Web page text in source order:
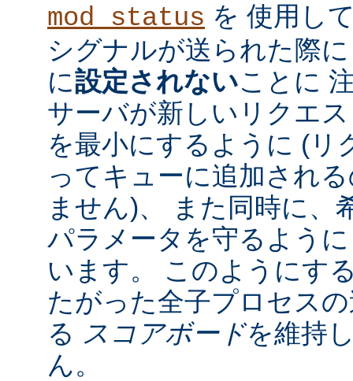
mod_status を 使用し
シグナルが送られた際
に設定されないことに
サーバが新しいリクエ
を最小にするように (リ
ってキューに追加され
ません)、 また同時に、
パラメータを守るよう
います。 このようにす
たがった全子プロセス
る スコアボードを維持
ん。